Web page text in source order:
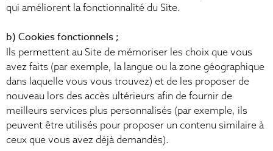
qui améliorent la fonctionnalité du Site.
b) Cookies fonctionnels ;
Ils permettent au Site de mémoriser les choix que vous
avez faits (par exemple, la langue ou la zone géographique
dans laquelle vous vous trouvez) et de les proposer de
nouveau lors des accès ultérieurs afin de fournir de
meilleurs services plus personnalisés (par exemple, ils
peuvent être utilisés pour proposer un contenu similaire à
ceux que vous avez déjà demandés).